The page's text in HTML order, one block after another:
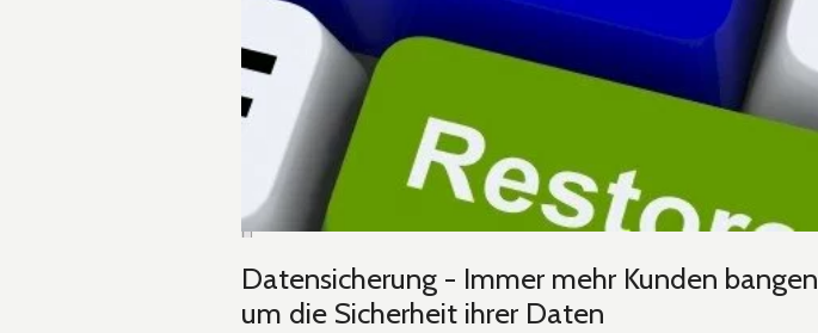
Datensicherung - Immer mehr Kunden bangen
um die Sicherheit ihrer Daten